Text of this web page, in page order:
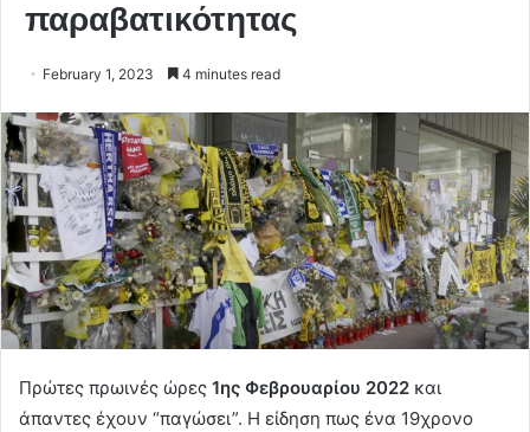
παραβατικότητας
February 1, 2023 4 minutes read
Πρώτες πρωινές ώρες 1ης Φεβρουαρίου 2022 και
άπαντες έχουν “παγώσει”. Η είδηση πως ένα 19χρονο